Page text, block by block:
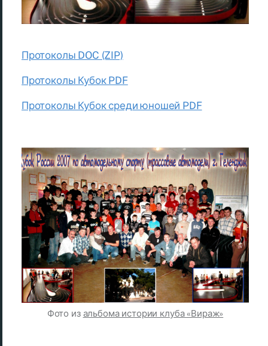
Протоколы DOC (ZIP)
Протоколы Кубок PDF
Протоколы Кубок среди юношей PDF
Фото из альбома истории клуба «Вираж»